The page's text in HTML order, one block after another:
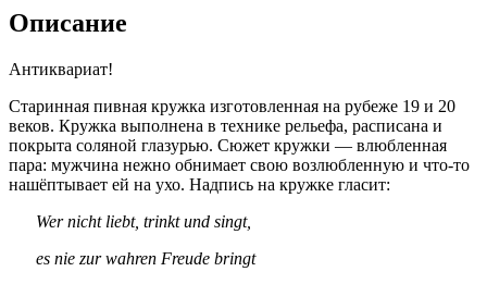
Описание
Антиквариат!
Старинная пивная кружка изготовленная на рубеже 19 и 20
веков. Кружка выполнена в технике рельефа, расписана и
покрыта соляной глазурью. Сюжет кружки — влюбленная
пара: мужчина нежно обнимает свою возлюбленную и что-то
нашёптывает ей на ухо. Надпись на кружке гласит:
Wer nicht liebt, trinkt und singt,
es nie zur wahren Freude bringt